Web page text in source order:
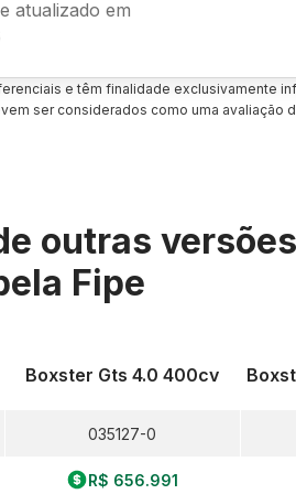
atualizado em
e têm finalidade exclusivamente
ser considerados como uma avaliação
outras
Fipe
Boxster Gts 4.0 400cv
035127-0
R$ 656.991